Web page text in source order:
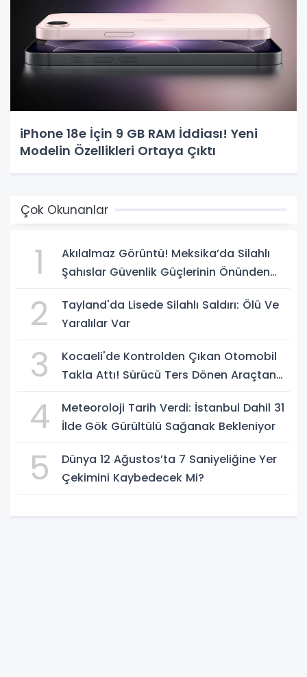
iPhone 18e İçin 9 GB RAM İddiası! Yeni
Modelin Özellikleri Ortaya Çıktı
Çok Okunanlar
1
Akılalmaz Görüntü! Meksika’da Silahlı
Şahıslar Güvenlik Güçlerinin Önünden
2
Tayland'da Lisede Silahlı Saldırı: Ölü Ve
Yaralılar Var
3
Kocaeli'de Kontrolden Çıkan Otomobil
Takla Attı! Sürücü Ters Dönen Araçtan
4
Meteoroloji Tarih Verdi: İstanbul Dahil 31
İlde Gök Gürültülü Sağanak Bekleniyor
5
Dünya 12 Ağustos’ta 7 Saniyeliğine Yer
Çekimini Kaybedecek Mi?